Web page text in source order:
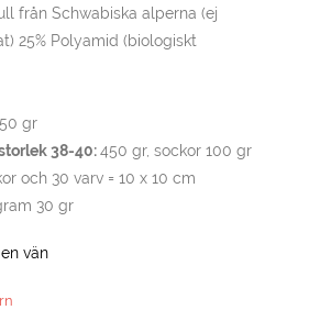
från Schwabiska alperna (ej
25% Polyamid (biologiskt
gr
38-40:450 gr, sockor 100 gr
och 30 varv = 10 x 10 cm
30 gr
vän